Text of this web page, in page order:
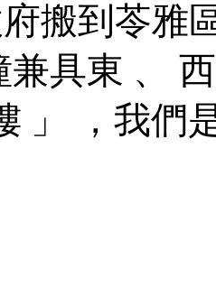
搬到苓雅
兼具東 、
」 ， 我們